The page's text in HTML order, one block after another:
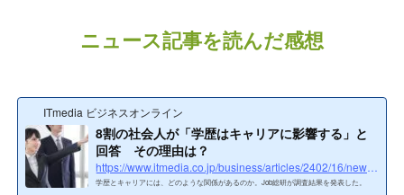
ニュース記事を読んだ感想
ITmedia ビジネスオンライン
8割の社会人が「学歴はキャリアに影響する」と
回答 その理由は？
学歴とキャリアには、どのような関係があるのか。Job総研が調査結果を発表した。